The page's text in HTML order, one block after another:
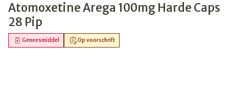
Atomoxetine Arega 100mg Harde Caps
28 Pip
Op voorschrift
Geneesmiddel